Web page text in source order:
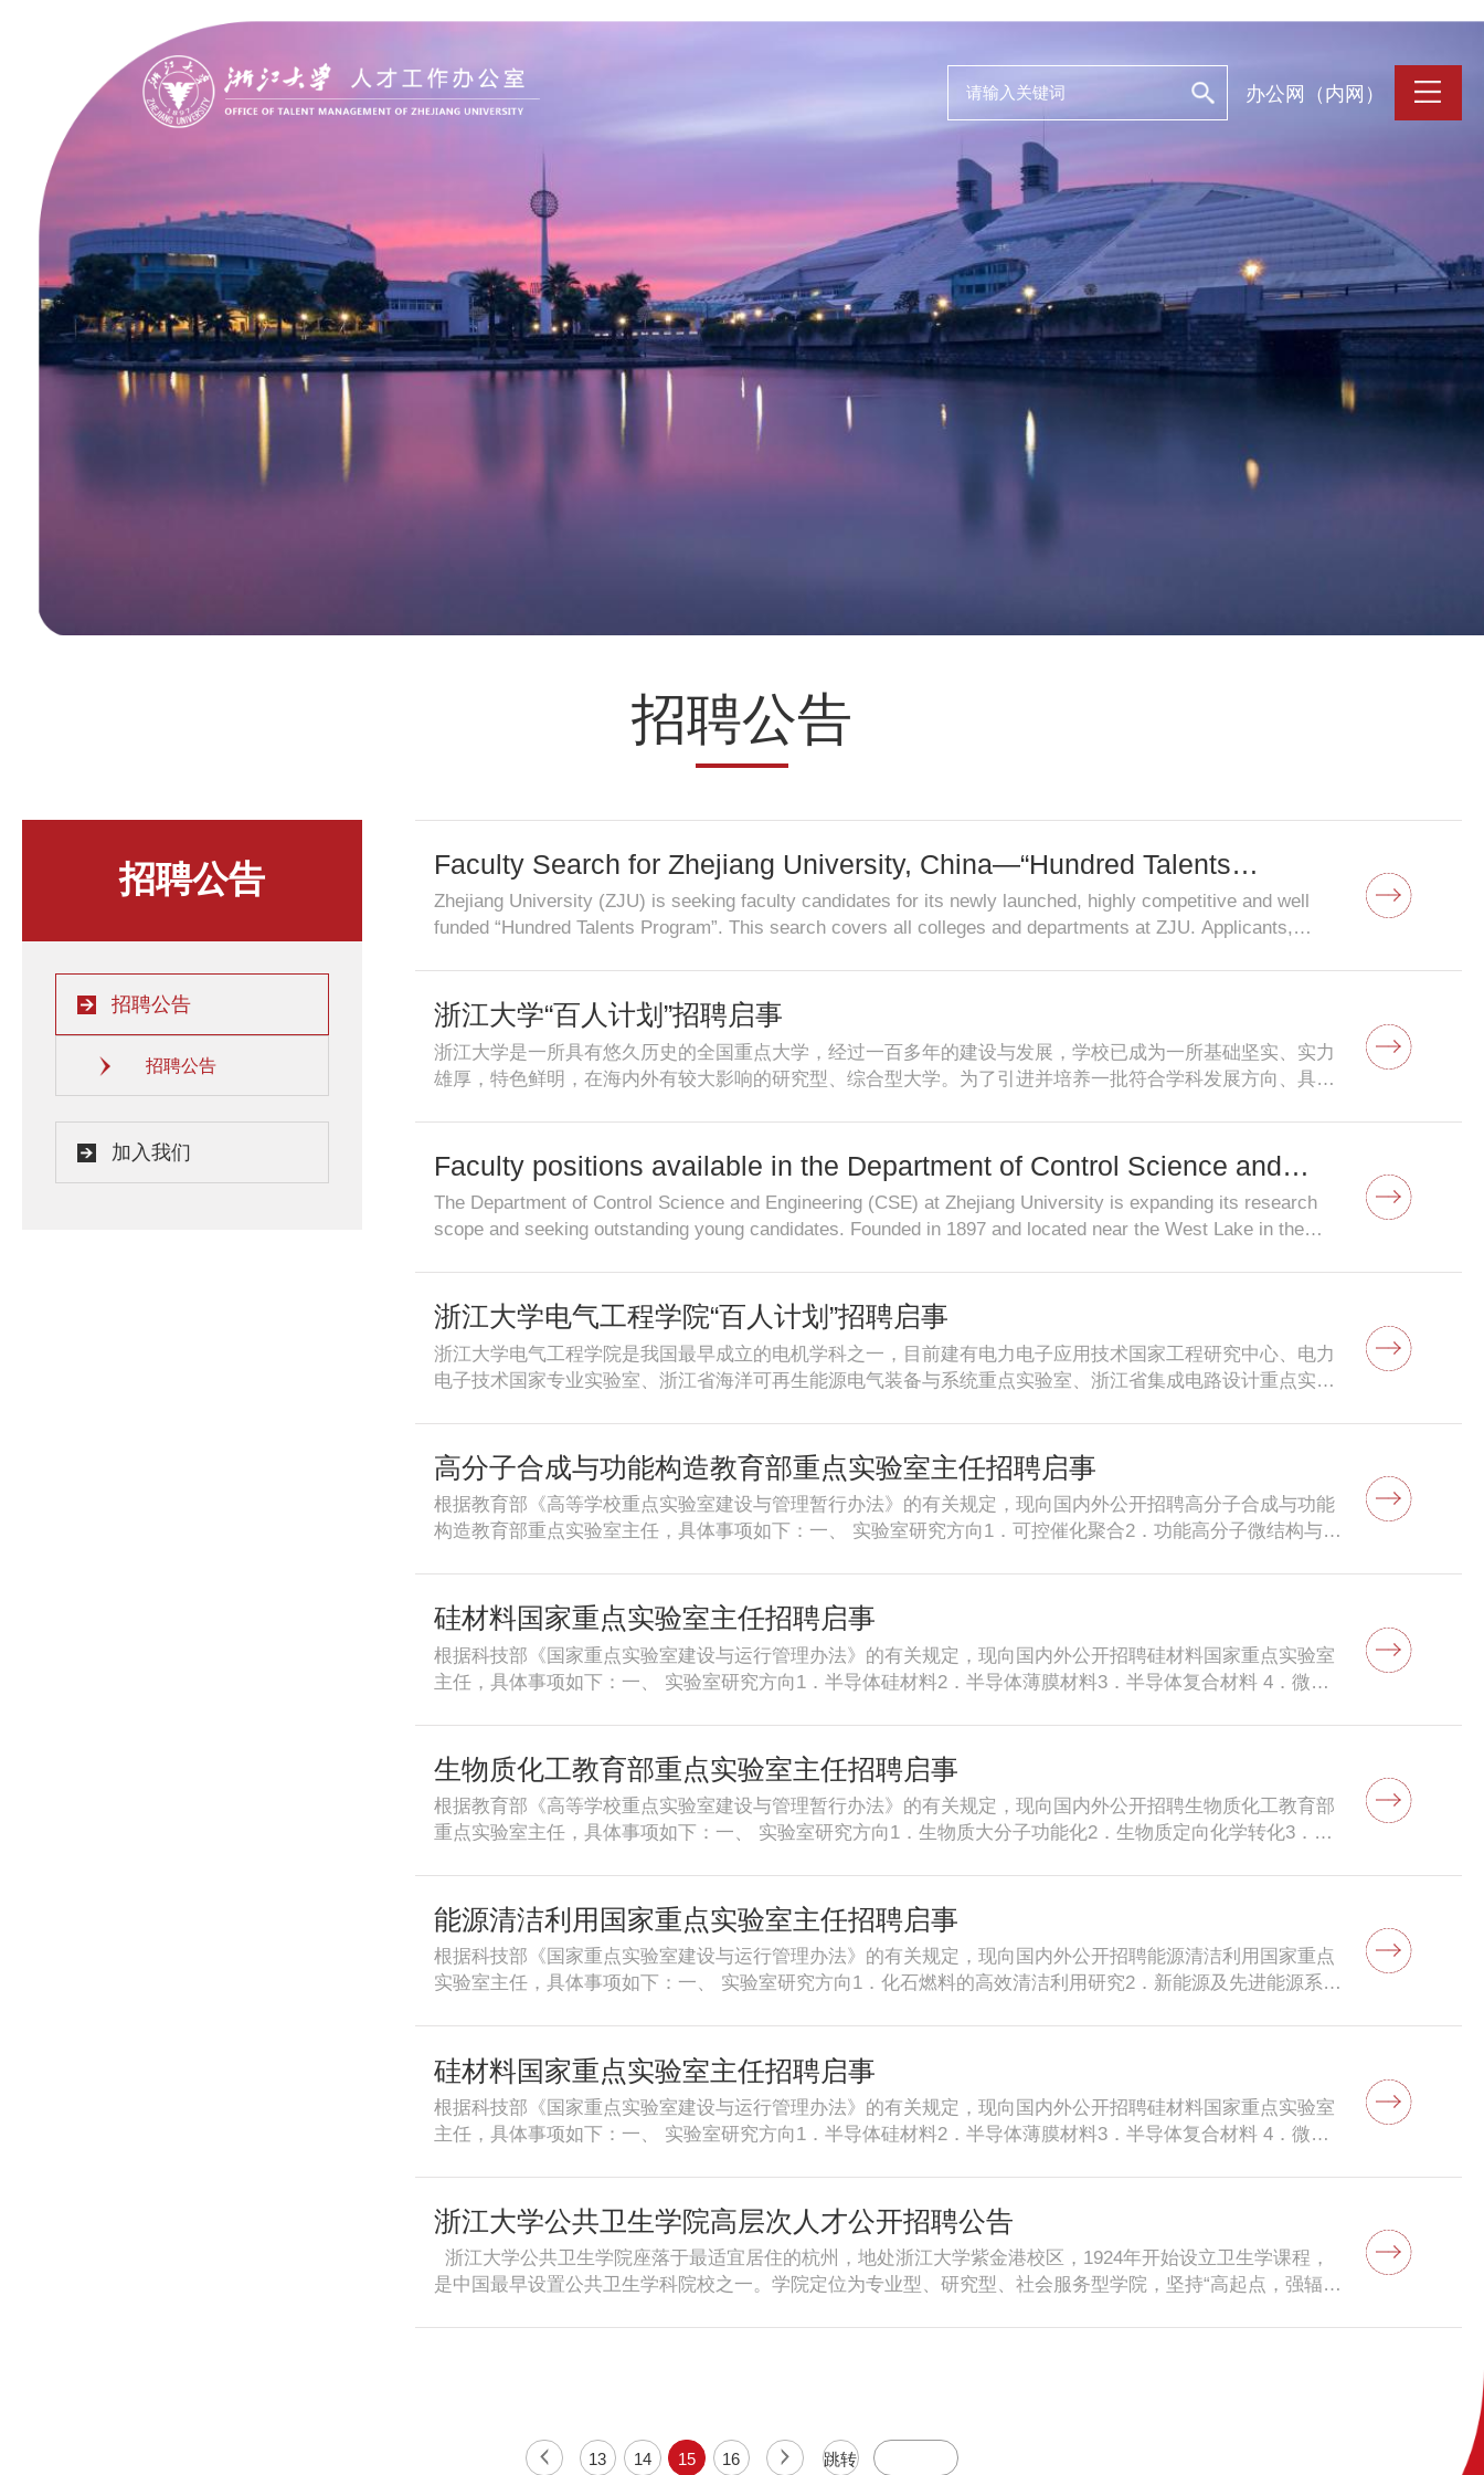
办公网（内网）
聚贤纳才
Jobs @ ZJU
招聘公告
加入我们
Discover ZJU
浙大简况
人才队伍
人才动态
News and Events
新闻速递
人才风采
事业发展
Careers @ ZJU
人才计划与项目
人才发展与培养
教师培训与荣誉
支持保障
Work and Life
工作条件
人文关怀
招聘公告
招聘公告
招聘公告
招聘公告
加入我们
Faculty Search for Zhejiang University, China―“Hundred Talents
Program”
Zhejiang University (ZJU) is seeking faculty candidates for its newly launched, highly competitive and well
funded “Hundred Talents Program”. This search covers all colleges and departments at ZJU. Applicants,
research at a level comparable to the academic achievement of assistant professor or associate professor in
world-renowned universities. Successful candidates must work full-time and are expected to establish
internationally competitive and independent research program in cutting-edge areas of the relevant field at
ZJU.As one of the leading research-intensive universities in China, ZJU is located in the beautiful city of
university's apartment at a price much lower than the market price, and will provide office and laboratory
spaces as well as internationally competitive research startup packages. Qualified applicants are strongly
encouraged to submit their applications electronically to tr@zju.edu.cn. Applicants should include the following
materials in pdf format: a comprehensive CV, a statement of research and teaching plan, and a list of 3 to 5
references with detailed contact information. Contact：Talents Office, ZJUTel：+86-571-88981345, +86-571-
88981390Fax：+86-571-88981976 E-mail:tr@zju.edu.cn
浙江大学“百人计划”招聘启事
浙江大学是一所具有悠久历史的全国重点大学，经过一百多年的建设与发展，学校已成为一所基础坚实、实力
雄厚，特色鲜明，在海内外有较大影响的研究型、综合型大学。为了引进并培养一批符合学科发展方向、具有
内外青年英才的加盟，共创浙江大学新的辉煌。一、招聘对象及条件：1.具有国际高水平大学助理教授或副教
授相当水平的优秀青年人才；年龄一般在35周岁左右，身体健康；入选后，全职在岗工作。2. 具有良好的职业
道德、严谨求实的学风、突出的学术发展潜力和合作精神，能独立发展一个学术方向。二、相关待遇1.聘任为
研究员，具有博士生招生资格；2.提供具有海内外竞争力的薪酬和科研启动经费；3.提供办公和实验室空间；4.
工作经历、主要学术成就、承担科研项目情况、发表文章目录、专利及获奖情况等），同时将相关材料发送至
tr@zju.edu.cn，我们将及时回复。欢迎垂询！联系人：徐晓忠、何银根、张雯婷 联系电话：+86-571-
88981345、88981390传真：+86-571-88981976 E-mail: tr@zju.edu.cn地址：浙江杭州市余杭塘路866号浙江
大学人才工作办公室，邮编：310058 浙江大
学 2014年5月15日
Faculty positions available in the Department of Control Science and
Engineering
The Department of Control Science and Engineering (CSE) at Zhejiang University is expanding its research
scope and seeking outstanding young candidates. Founded in 1897 and located near the West Lake in the
most prestigious research and education bases in the area of control science and engineering, especially in
industrial process control in China. National labs and centers are located in our CSE department, which
includes the state key laboratory of industrial control technology, the national engineering research center for
industrial automation and an experiment and teaching center for automation. The CSE department sincerely
applicant should hold an assistant professorship or an associate professorship (or an equivalent title) in a
prominent university or research institution, or a world-famous enterprise or institution.(2) The applicant is a
top talent among peer researchers and will become a future leader in his or her area.(3) The applicant should
University offers a generous start-up fund, a competitive salary and an attractive housing benefit with the
opportunity to purchase a university's apartment with discount.(2) The qualified candidates can supervise
doctoral students.(3) Zhejiang University helps to solve the schooling of children in kindergarten and assistant
to arrange the spouse’s job.Further information about the “Hundred Talents Program” is available at
http://talent.zju.edu.cn/redir.php?catalog_id=20038&object_id=31715. Interested candidates please send a
may be sent by email to zhuxiaoye@zju.edu.cn.
浙江大学电气工程学院“百人计划”招聘启事
浙江大学电气工程学院是我国最早成立的电机学科之一，目前建有电力电子应用技术国家工程研究中心、电力
电子技术国家专业实验室、浙江省海洋可再生能源电气装备与系统重点实验室、浙江省集成电路设计重点实验
一流电气工程学科的战略，借鉴国际高水平大学教师聘任的学术标准和程序，试行教师Tenure－Track制，实施
浙江大学“百人计划”。竭诚欢迎海内外青年英才加盟浙江大学电气工程学院。一、招聘相关研究领域与方向智
能电网技术、海洋输配电技术、新能源变换与并网、交直流柔性输电、新颖功率器件、电力电子集成技术、特
种电机、先进传动技术、微电网技术、机器人技术、智能控制与智能系统、集成电路设计等二、招聘对象及条
发展一个学术方向。三、相关待遇1.聘任为研究员，具有博士生招生资格；2.提供具有海内外竞争力的薪酬和
科研启动经费（可面谈）；3.提供办公和实验室空间；4.提供公寓住房，可按照学校相关政策申购人才专用房1
套；5.协助解决子女入学入托，协助安排配偶工作。四、材料提供：有意向的应聘者请提供个人详细简历（含
个人基本信息、学习和工作经历、学历学位证明、主要学术成就、承担科研项目情况、发表文章目录、专利及
获奖情况等）。 通讯地址：浙江省杭州市浙大路38号，浙江大学电气工程学院学院组织人事科邮编：310027
联系人：徐红华 朱苏杭联系电话：+86-571-87951538 传真：+86-571-87951625E-mail：
xuhh@zju.edu.cn，office@zju.edu.cn学院网址：Http://ee.zju.edu.cn
高分子合成与功能构造教育部重点实验室主任招聘启事
根据教育部《高等学校重点实验室建设与管理暂行办法》的有关规定，现向国内外公开招聘高分子合成与功能
构造教育部重点实验室主任，具体事项如下：一、 实验室研究方向1．可控催化聚合2．功能高分子微结构与流
位；国内应聘者一般应为科学院院士、长江学者特聘教授、国家杰出青年科学基金获得者。3．具有较强的团
结协作精神和组织、管理及领导能力，作风民主，办事公正，顾全大局。4．身体健康，精力充沛，能胜任教
学、科研与管理的一线科技工作者，年龄一般不超过60周岁，每年在实验室工作时间不少于8个月。三、工作
和生活待遇参照学校的有关规定面议确定。四、申请者需提供个人材料:1．个人简历（包括充分反映本人学术
学技术研究院或电子邮件发至kjbwjb@zju.edu.cn、kjczm@zju.edu.cn邮箱。联系人：翁静波、张敏电话：86-
571-88981125传真：86-571-88981125地址：杭州市西湖区余杭塘路866号浙江大学科学技术研究院邮编：
310058
硅材料国家重点实验室主任招聘启事
根据科技部《国家重点实验室建设与运行管理办法》的有关规定，现向国内外公开招聘硅材料国家重点实验室
主任，具体事项如下：一、 实验室研究方向1．半导体硅材料2．半导体薄膜材料3．半导体复合材料 4．微纳
充沛，能胜任教学、科研与管理的一线科技工作者，年龄一般不超过60周岁，每年在实验室工作时间不少于8
个月。三、工作和生活待遇参照学校的有关规定面议确定。四、申请者需提供个人材料:1．个人简历（包括充
分反映本人学术水平的教学科研管理工作业绩材料，列出著作、论文、科研项目、获奖成果等）。2．500字左
右的个人简介，着重介绍取得的重要学术成就。3. 拟开展工作的计划和设想。上述材料请在2014年1月18日前
究院邮编：310058
生物质化工教育部重点实验室主任招聘启事
根据教育部《高等学校重点实验室建设与管理暂行办法》的有关规定，现向国内外公开招聘生物质化工教育部
重点实验室主任，具体事项如下：一、 实验室研究方向1．生物质大分子功能化2．生物质定向化学转化3．生
导能力，作风民主，办事公正，顾全大局。4．身体健康，精力充沛，能胜任教学、科研与管理的一线科技工
作者，年龄一般不超过60周岁，每年在实验室工作时间不少于8个月。三、工作和生活待遇参照学校的有关规
定面议确定。四、申请者需提供个人材料:1．个人简历（包括充分反映本人学术水平的教学科研管理工作业绩
材料，列出著作、论文、科研项目、获奖成果等）。2．500字左右的个人简介，着重介绍取得的重要学术成
88981125地址：杭州市西湖区余杭塘路866号浙江大学科学技术研究院邮编：310058
能源清洁利用国家重点实验室主任招聘启事
根据科技部《国家重点实验室建设与运行管理办法》的有关规定，现向国内外公开招聘能源清洁利用国家重点
实验室主任，具体事项如下：一、 实验室研究方向1．化石燃料的高效清洁利用研究2．新能源及先进能源系统
知名的学术带头人。3．具有较强的团结协作精神和组织、管理及领导能力，作风民主，办事公正，顾全大
局。4．身体健康，精力充沛，能胜任教学、科研与管理的一线科技工作者，年龄一般不超过55周岁，每年在
实验室工作时间不少于8个月。三、工作和生活待遇参照学校的有关规定面议确定。四、申请者需提供个人材
料:1．个人简历（包括充分反映本人学术水平的教学科研管理工作业绩材料，列出著作、论文、科研项目、获
邮箱。联系人：翁静波、张敏电话：86-571-88981125传真：86-571-88981125地址：杭州市西湖区余杭塘路
866号浙江大学科学技术研究院邮编：310058
硅材料国家重点实验室主任招聘启事
根据科技部《国家重点实验室建设与运行管理办法》的有关规定，现向国内外公开招聘硅材料国家重点实验室
主任，具体事项如下：一、 实验室研究方向1．半导体硅材料2．半导体薄膜材料3．半导体复合材料 4．微纳
充沛，能胜任教学、科研与管理的一线科技工作者，年龄一般不超过60周岁，每年在实验室工作时间不少于8
个月。三、工作和生活待遇参照学校的有关规定面议确定。四、申请者需提供个人材料:1．个人简历（包括充
分反映本人学术水平的教学科研管理工作业绩材料，列出著作、论文、科研项目、获奖成果等）。2．500字左
右的个人简介，着重介绍取得的重要学术成就。3. 拟开展工作的计划和设想。上述材料请在2014年1月18日前
浙江大学公共卫生学院高层次人才公开招聘公告
浙江大学公共卫生学院座落于最适宜居住的杭州，地处浙江大学紫金港校区，1924年开始设立卫生学课程，
是中国最早设置公共卫生学科院校之一。学院定位为专业型、研究型、社会服务型学院，坚持“高起点，强辐
交叉，不断开辟新的研究方向，逐步形成了学科发展新目标，即营养与健康、慢性病预防、卫生政策和管理、
医学心理学与群体行为科学的研究、人群疾病易感性研究、公共卫生突发事件研究、探索建立符合中国国情的
13 14 15 16 跳转